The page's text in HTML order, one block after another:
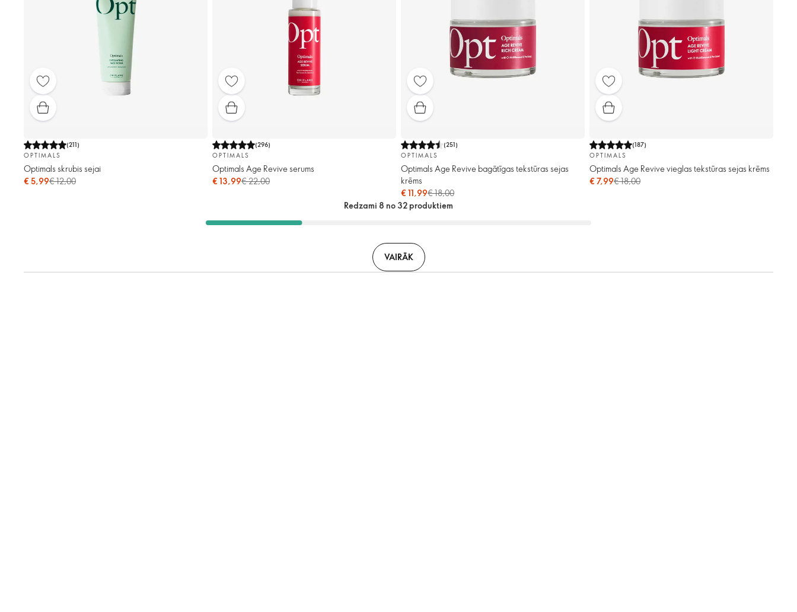
(211)
OPTIMALS
Optimals skrubis sejai
€ 5,99€ 12,00
(296)
OPTIMALS
Optimals Age Revive serums
€ 13,99€ 22,00
(251)
OPTIMALS
Optimals Age Revive bagātīgas tekstūras sejas
krēms
€ 11,99€ 18,00
(187)
OPTIMALS
Optimals Age Revive vieglas tekstūras sejas krēms
€ 7,99€ 18,00
Redzami 8 no 32 produktiem
VAIRĀK